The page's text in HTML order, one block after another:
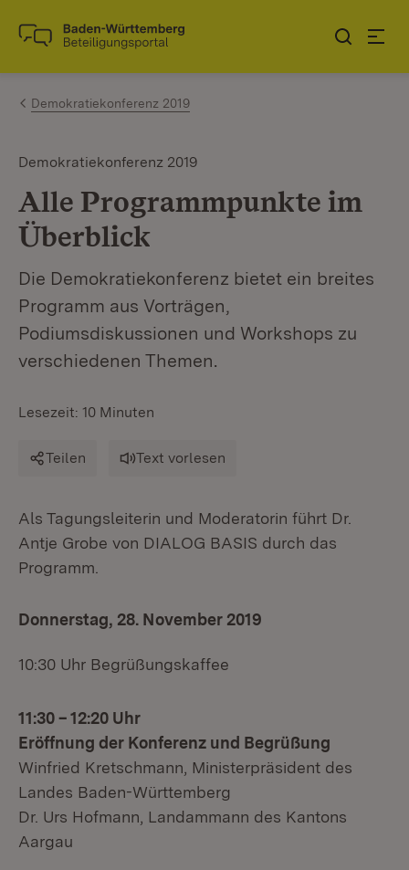
Zum Inhalt springen
Link zur Startseite
Demokratiekonferenz 2019
Demokratiekonferenz 2019
Alle Programmpunkte im
Überblick
Die Demokratiekonferenz bietet ein breites
Programm aus Vorträgen,
Podiumsdiskussionen und Workshops zu
verschiedenen Themen.
Lesezeit: 10 Minuten
Teilen Text vorlesen
Als Tagungsleiterin und Moderatorin führt Dr.
Antje Grobe von DIALOG BASIS durch das
Programm.
Donnerstag, 28. November 2019
10:30 Uhr Begrüßungskaffee
11:30 – 12:20 Uhr
Eröffnung der Konferenz und Begrüßung
Winfried Kretschmann, Ministerpräsident des
Landes Baden-Württemberg
Dr. Urs Hofmann, Landammann des Kantons
Aargau